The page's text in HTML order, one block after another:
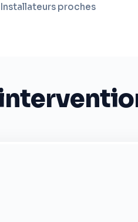
Installateurs proches